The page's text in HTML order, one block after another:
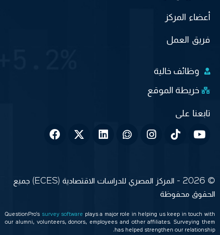
أعضاء المركز
فريق العمل
وظائف خالية
خريطة الموقع
© 2026 - المركز المصري للدراسات الاقتصادية (ECES) جميع
الحقوق محفوظة
QuestionPro’s survey software
plays a major role in helping us keep in touch with
our alumni, volunteers, donors, employees and other affiliates. Surveying them
has helped strengthen our relationship.